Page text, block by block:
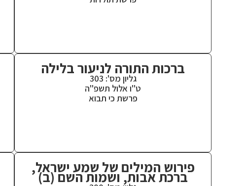
ברכות התורה לניעור בלילה
גליון מס': 303
ט"ו אלול תשפ"ה
פרשת כי תבוא
פירוש המילים של שמע ישראל,
ברכת אבות, ושמות השם (ב)